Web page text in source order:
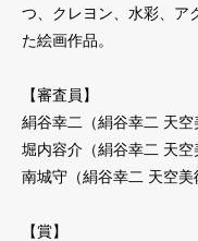
つ、クレヨン、水彩、ア
た絵画作品。
【審査員】
絹谷幸二（絹谷幸二 天
堀内容介（絹谷幸二 天
南城守（絹谷幸二 天空
【賞】